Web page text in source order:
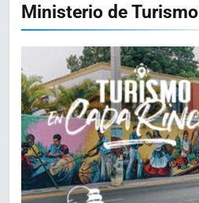
Ministerio de Turismo